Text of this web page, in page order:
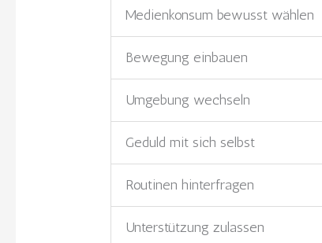
Medienkonsum bewusst wählen
Bewegung einbauen
Umgebung wechseln
Geduld mit sich selbst
Routinen hinterfragen
Unterstützung zulassen